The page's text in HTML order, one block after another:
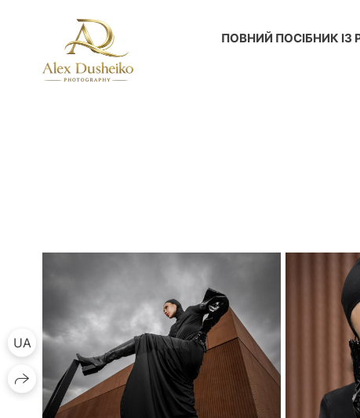
ПОВНИЙ ПОСІБНИК ІЗ
UA